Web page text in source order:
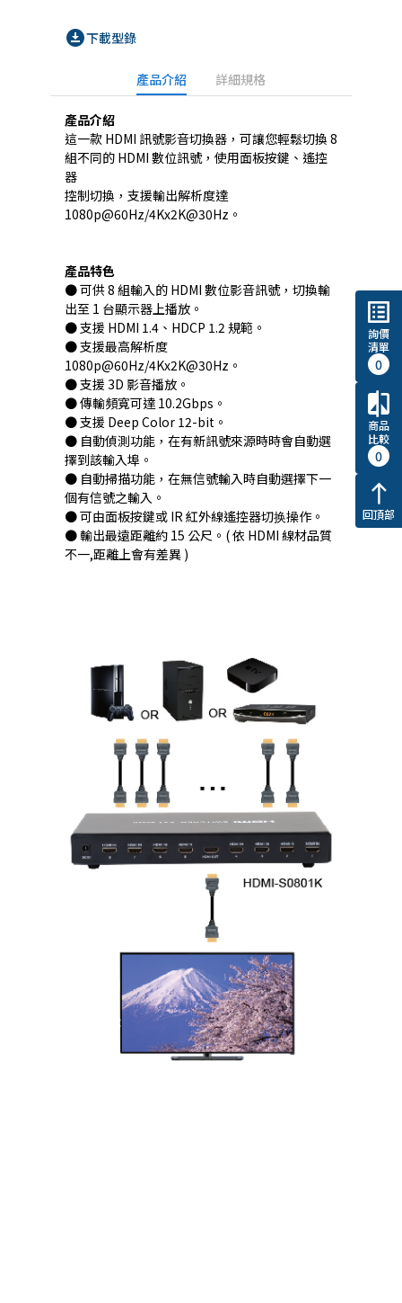
download_for_offline下載型錄
產品介紹 詳細規格
產品介紹
這一款 HDMI 訊號影音切換器，可讓您輕鬆切換 8
組不同的 HDMI 數位訊號，使用面板按鍵、遙控
器
控制切換，支援輸出解析度達
1080p@60Hz/4Kx2K@30Hz。
產品特色
● 可供 8 組輸入的 HDMI 數位影音訊號，切換輸
出至 1 台顯示器上播放。
● 支援 HDMI 1.4、HDCP 1.2 規範。
● 支援最高解析度
1080p@60Hz/4Kx2K@30Hz。
● 支援 3D 影音播放。
● 傳輸頻寬可達 10.2Gbps。
● 支援 Deep Color 12-bit。
● 自動偵測功能，在有新訊號來源時時會自動選
擇到該輸入埠。
● 自動掃描功能，在無信號輸入時自動選擇下一
個有信號之輸入。
● 可由面板按鍵或 IR 紅外線遙控器切换操作。
● 輸出最遠距離約 15 公尺。( 依 HDMI 線材品質
不一,距離上會有差異 )
list_alt
詢價
清單
0
compare
商品
比較
0
north
回頂部